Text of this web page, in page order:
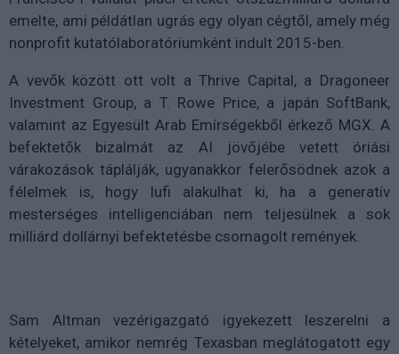
emelte, ami példátlan ugrás egy olyan cégtől, amely még
nonprofit kutatólaboratóriumként indult 2015-ben.
A vevők között ott volt a Thrive Capital, a Dragoneer
Investment Group, a T. Rowe Price, a japán SoftBank,
valamint az Egyesült Arab Emírségekből érkező MGX. A
befektetők bizalmát az AI jövőjébe vetett óriási
várakozások táplálják, ugyanakkor felerősödnek azok a
félelmek is, hogy lufi alakulhat ki, ha a generatív
mesterséges intelligenciában nem teljesülnek a sok
milliárd dollárnyi befektetésbe csomagolt remények.
Sam Altman vezérigazgató igyekezett leszerelni a
kételyeket, amikor nemrég Texasban meglátogatott egy